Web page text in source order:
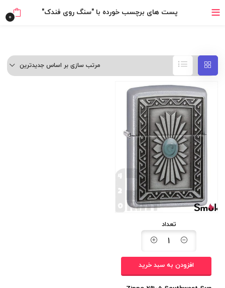
۴ قسط، بدون کارمزد
خرید قسطی با ترب‌پی
پست های برچسب خورده با "سنگ روی فندک" 0
مرتب سازی بر اساس جدیدترین
تعداد
افزودن به سبد خرید